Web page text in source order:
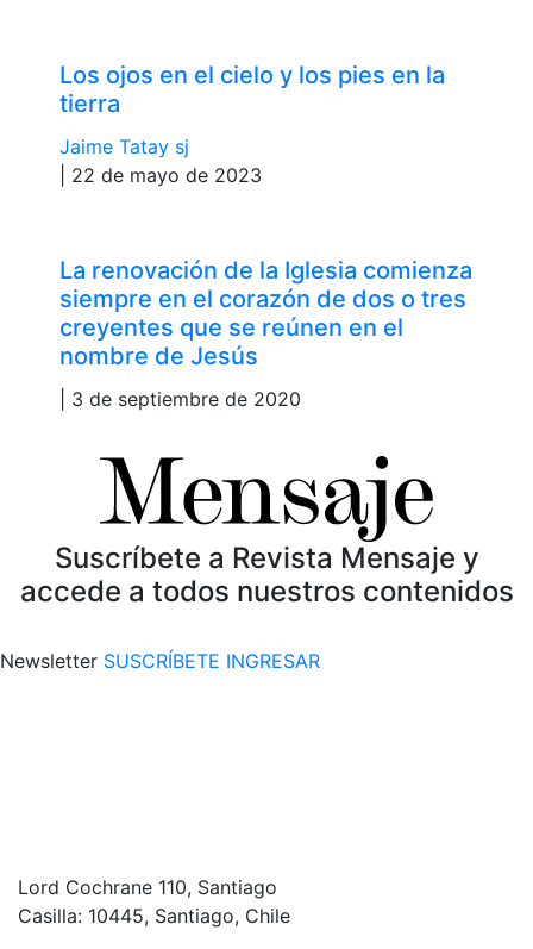
Los ojos en el cielo y los pies en la
tierra
Jaime Tatay sj
| 22 de mayo de 2023
La renovación de la Iglesia comienza
siempre en el corazón de dos o tres
creyentes que se reúnen en el
nombre de Jesús
| 3 de septiembre de 2020
Suscríbete a Revista Mensaje y
accede a todos nuestros contenidos
Newsletter SUSCRÍBETE INGRESAR
Lord Cochrane 110, Santiago
Casilla: 10445, Santiago, Chile